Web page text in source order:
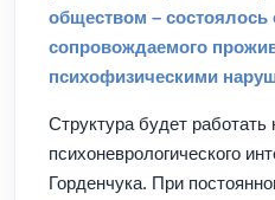
обществом – состоялось
сопровождаемого
психофизическими
Структура будет работать
психоневрологического
Горденчука. При